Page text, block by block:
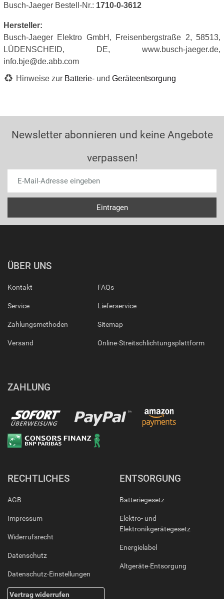
Busch-Jaeger Bestell-Nr.: 1710-0-3612
Hersteller:
Busch-Jaeger Elektro GmbH, Freisenbergstraße 2, 58513,
LÜDENSCHEID, DE, www.busch-jaeger.de,
info.bje@de.abb.com
Hinweise zur Batterie- und Geräteentsorgung
Newsletter abonnieren und keine Angebote
verpassen!
ÜBER UNS
Kontakt
Service
Zahlungsmethoden
Versand
FAQs
Lieferservice
Sitemap
Online-Streitschlichtungsplattform
ZAHLUNG
RECHTLICHES
AGB
Impressum
Widerrufsrecht
Datenschutz
Datenschutz-Einstellungen
Vertrag widerrufen
ENTSORGUNG
Batteriegesetz
Elektro- und
Elektronikgerätegesetz
Energielabel
Altgeräte-Entsorgung